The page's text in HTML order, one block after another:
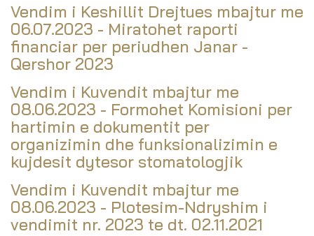
Vendim i Keshillit Drejtues mbajtur me
06.07.2023 - Miratohet raporti
financiar per periudhen Janar -
Qershor 2023
Vendim i Kuvendit mbajtur me
08.06.2023 - Formohet Komisioni per
hartimin e dokumentit per
organizimin dhe funksionalizimin e
kujdesit dytesor stomatologjik
Vendim i Kuvendit mbajtur me
08.06.2023 - Plotesim-Ndryshim i
vendimit nr. 2023 te dt. 02.11.2021